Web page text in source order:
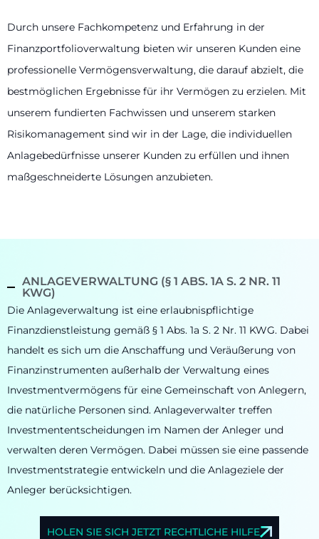
Durch unsere Fachkompetenz und Erfahrung in der
Finanzportfolioverwaltung bieten wir unseren Kunden eine
professionelle Vermögensverwaltung, die darauf abzielt, die
bestmöglichen Ergebnisse für ihr Vermögen zu erzielen. Mit
unserem fundierten Fachwissen und unserem starken
Risikomanagement sind wir in der Lage, die individuellen
Anlagebedürfnisse unserer Kunden zu erfüllen und ihnen
maßgeschneiderte Lösungen anzubieten.
ANLAGEVERWALTUNG (§ 1 ABS. 1A S. 2 NR. 11
KWG)
Die Anlageverwaltung ist eine erlaubnispflichtige
Finanzdienstleistung gemäß § 1 Abs. 1a S. 2 Nr. 11 KWG. Dabei
handelt es sich um die Anschaffung und Veräußerung von
Finanzinstrumenten außerhalb der Verwaltung eines
Investmentvermögens für eine Gemeinschaft von Anlegern,
die natürliche Personen sind. Anlageverwalter treffen
Investmententscheidungen im Namen der Anleger und
verwalten deren Vermögen. Dabei müssen sie eine passende
Investmentstrategie entwickeln und die Anlageziele der
Anleger berücksichtigen.
HOLEN SIE SICH JETZT RECHTLICHE HILFE